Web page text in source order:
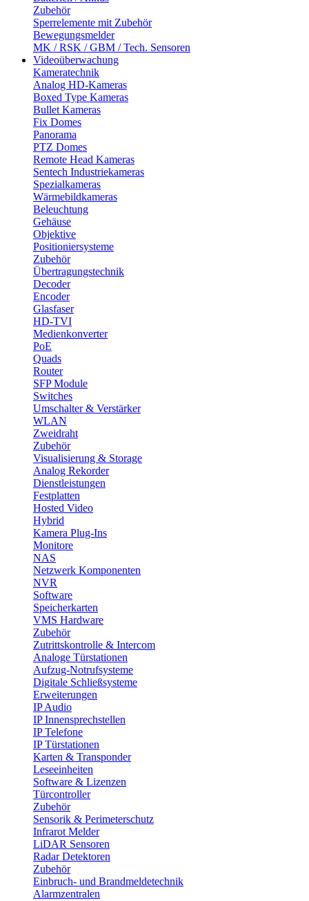
Zubehör
Sperrelemente mit Zubehör
Bewegungsmelder
MK / RSK / GBM / Tech. Sensoren
Videoüberwachung
Kameratechnik
Analog HD-Kameras
Boxed Type Kameras
Bullet Kameras
Fix Domes
Panorama
PTZ Domes
Remote Head Kameras
Sentech Industriekameras
Spezialkameras
Wärmebildkameras
Beleuchtung
Gehäuse
Objektive
Positioniersysteme
Zubehör
Übertragungstechnik
Decoder
Encoder
Glasfaser
HD-TVI
Medienkonverter
PoE
Quads
Router
SFP Module
Switches
Umschalter & Verstärker
WLAN
Zweidraht
Zubehör
Visualisierung & Storage
Analog Rekorder
Dienstleistungen
Festplatten
Hosted Video
Hybrid
Kamera Plug-Ins
Monitore
NAS
Netzwerk Komponenten
NVR
Software
Speicherkarten
VMS Hardware
Zubehör
Zutrittskontrolle & Intercom
Analoge Türstationen
Aufzug-Notrufsysteme
Digitale Schließsysteme
Erweiterungen
IP Audio
IP Innensprechstellen
IP Telefone
IP Türstationen
Karten & Transponder
Leseeinheiten
Software & Lizenzen
Türcontroller
Zubehör
Sensorik & Perimeterschutz
Infrarot Melder
LiDAR Sensoren
Radar Detektoren
Zubehör
Einbruch- und Brandmeldetechnik
Alarmzentralen